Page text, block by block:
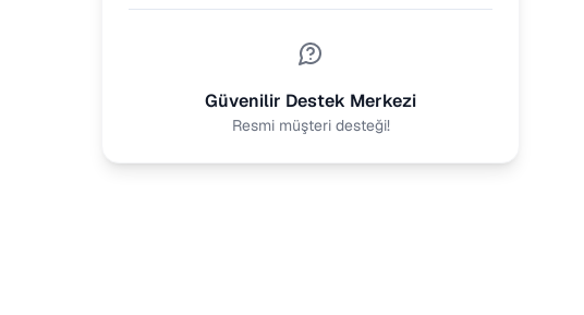
Güvenilir Destek Merkezi
Resmi müşteri desteği!